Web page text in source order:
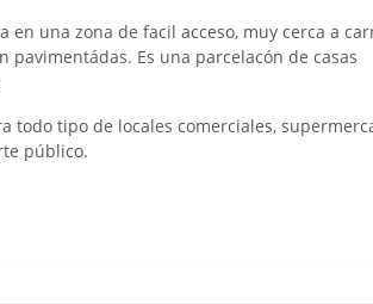
en una zona de facil acceso, muy cerca a
pavimentádas. Es una parcelacón de casas
todo tipo de locales comerciales,
público.